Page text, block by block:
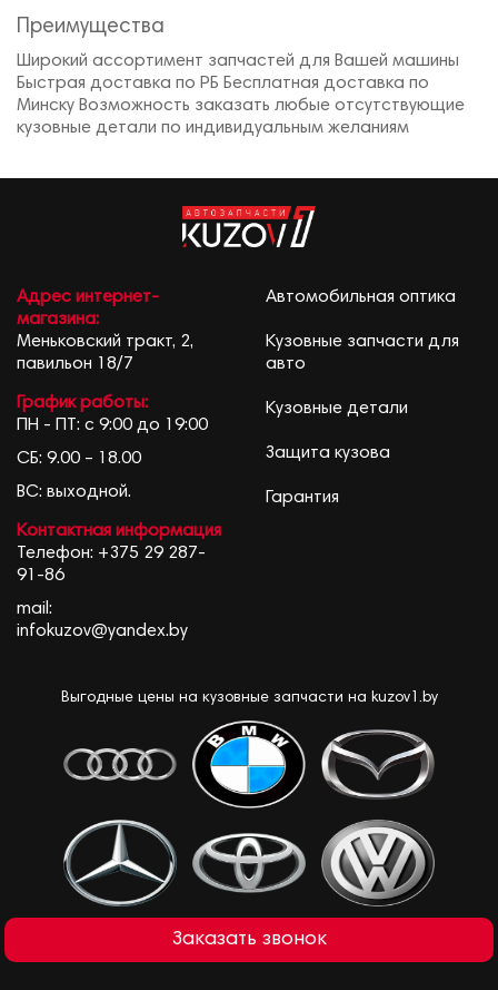
Преимущества
Широкий ассортимент запчастей для Вашей машины
Быстрая доставка по РБ Бесплатная доставка по
Минску Возможность заказать любые отсутствующие
кузовные детали по индивидуальным желаниям
Адрес интернет-
магазина:
Меньковский тракт, 2,
павильон 18/7
График работы:
ПН - ПТ: с 9:00 до 19:00
СБ: 9.00 – 18.00
ВС: выходной.
Контактная информация
Телефон: +375 29 287-
91-86
mail:
infokuzov@yandex.by
Автомобильная оптика
Кузовные запчасти для
авто
Кузовные детали
Защита кузова
Гарантия
Выгодные цены на кузовные запчасти на kuzov1.by
Заказать звонок